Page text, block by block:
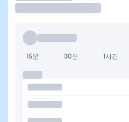
15분 30분 1시간